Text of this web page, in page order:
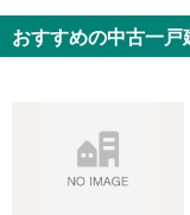
おすすめの中古一戸